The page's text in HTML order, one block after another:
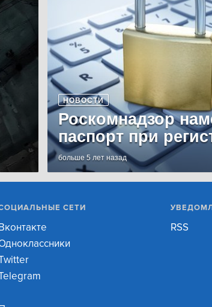
НОВОСТИ
Роскомнадзор
паспорт при
больше 5 лет назад
СЕТИ
RSS